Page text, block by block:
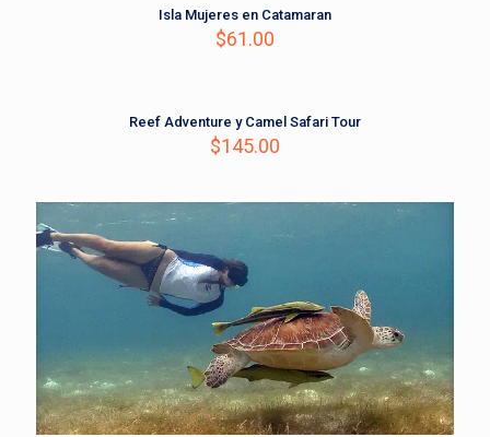
Isla Mujeres en Catamaran
$61.00
Reef Adventure y Camel Safari Tour
$145.00